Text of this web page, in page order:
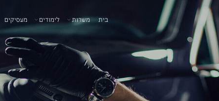
בית משרות לימודים מעסיקים